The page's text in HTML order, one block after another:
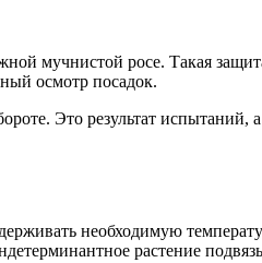
мучнистой росе. Такая
осмотр посадок.
Это результат испытаний,
необходимую
растение